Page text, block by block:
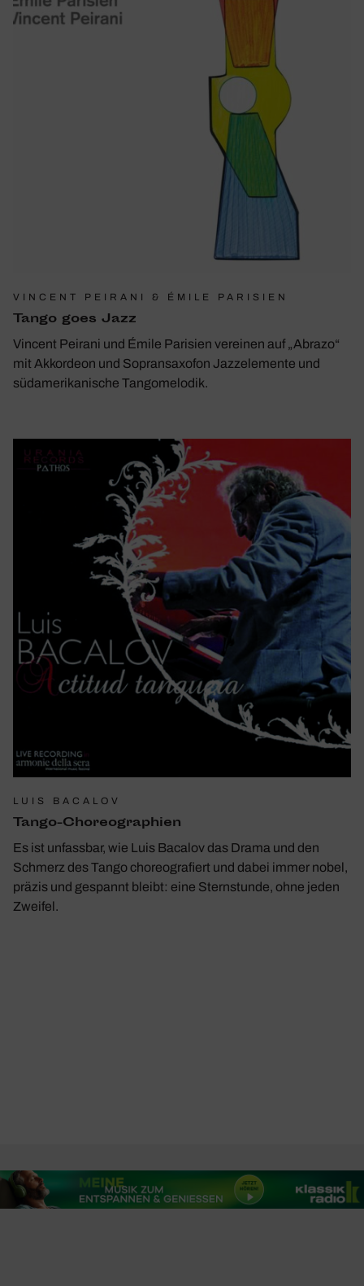
VINCENT PEIRANI & ÉMILE PARISIEN
Tango goes Jazz
Vincent Peirani und Émile Parisien vereinen auf „Abrazo“
mit Akkordeon und Sopransaxofon Jazzelemente und
südamerikanische Tangomelodik.
LUIS BACALOV
Tango-Choreo­gra­phien
Es ist unfassbar, wie Luis Bacalov das Drama und den
Schmerz des Tango choreografiert und dabei immer nobel,
präzis und gespannt bleibt: eine Sternstunde, ohne jeden
Zweifel.